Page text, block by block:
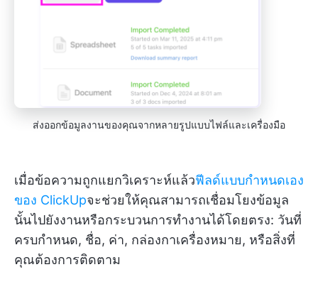
ส่งออกข้อมูลงานของคุณจากหลายรูปแบบไฟล์และเครื่องมือ
เมื่อข้อความถูกแยกวิเคราะห์แล้วฟีลด์แบบกำหนดเอง
ของ ClickUpจะช่วยให้คุณสามารถเชื่อมโยงข้อมูล
นั้นไปยังงานหรือกระบวนการทำงานได้โดยตรง: วันที่
ครบกำหนด, ชื่อ, ค่า, กล่องกาเครื่องหมาย, หรือสิ่งที่
คุณต้องการติดตาม